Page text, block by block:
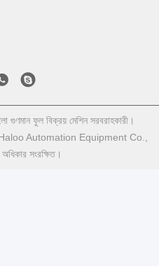
গুণমান ফুল বিক্রয় মেশিন সরবরাহকারী।
Automation Equipment Co.,
সংরক্ষিত।